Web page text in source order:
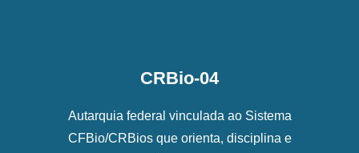
CRBio-04
Autarquia federal vinculada ao Sistema
CFBio/CRBios que orienta, disciplina e